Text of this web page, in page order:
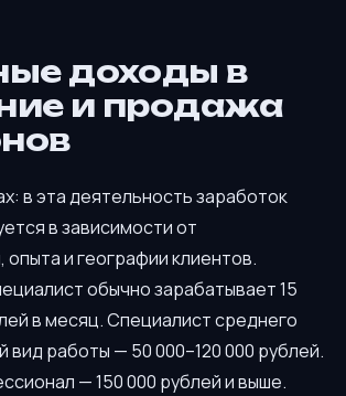
доходы в
и продажа
в эта деятельность заработок
в зависимости от
опыта и географии клиентов.
обычно зарабатывает 15
в месяц. Специалист среднего
вид работы — 50 000–120 000 рублей.
— 150 000 рублей и выше.